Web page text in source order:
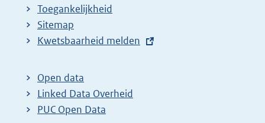
Toegankelijkheid
Sitemap
E
t
e
r
Kwetsbaarheid melden
Open data
Linked Data Overheid
PUC Open Data